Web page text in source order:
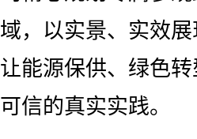
，以实景、实效
能源保供、绿色
信的真实实践。